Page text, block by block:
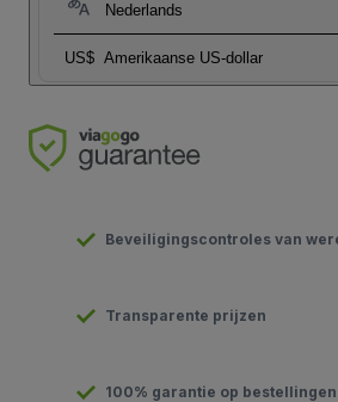
Nederlands
US$ Amerikaanse US-dollar
Beveiligingscontroles van
Transparente prijzen
100% garantie op bestellingen